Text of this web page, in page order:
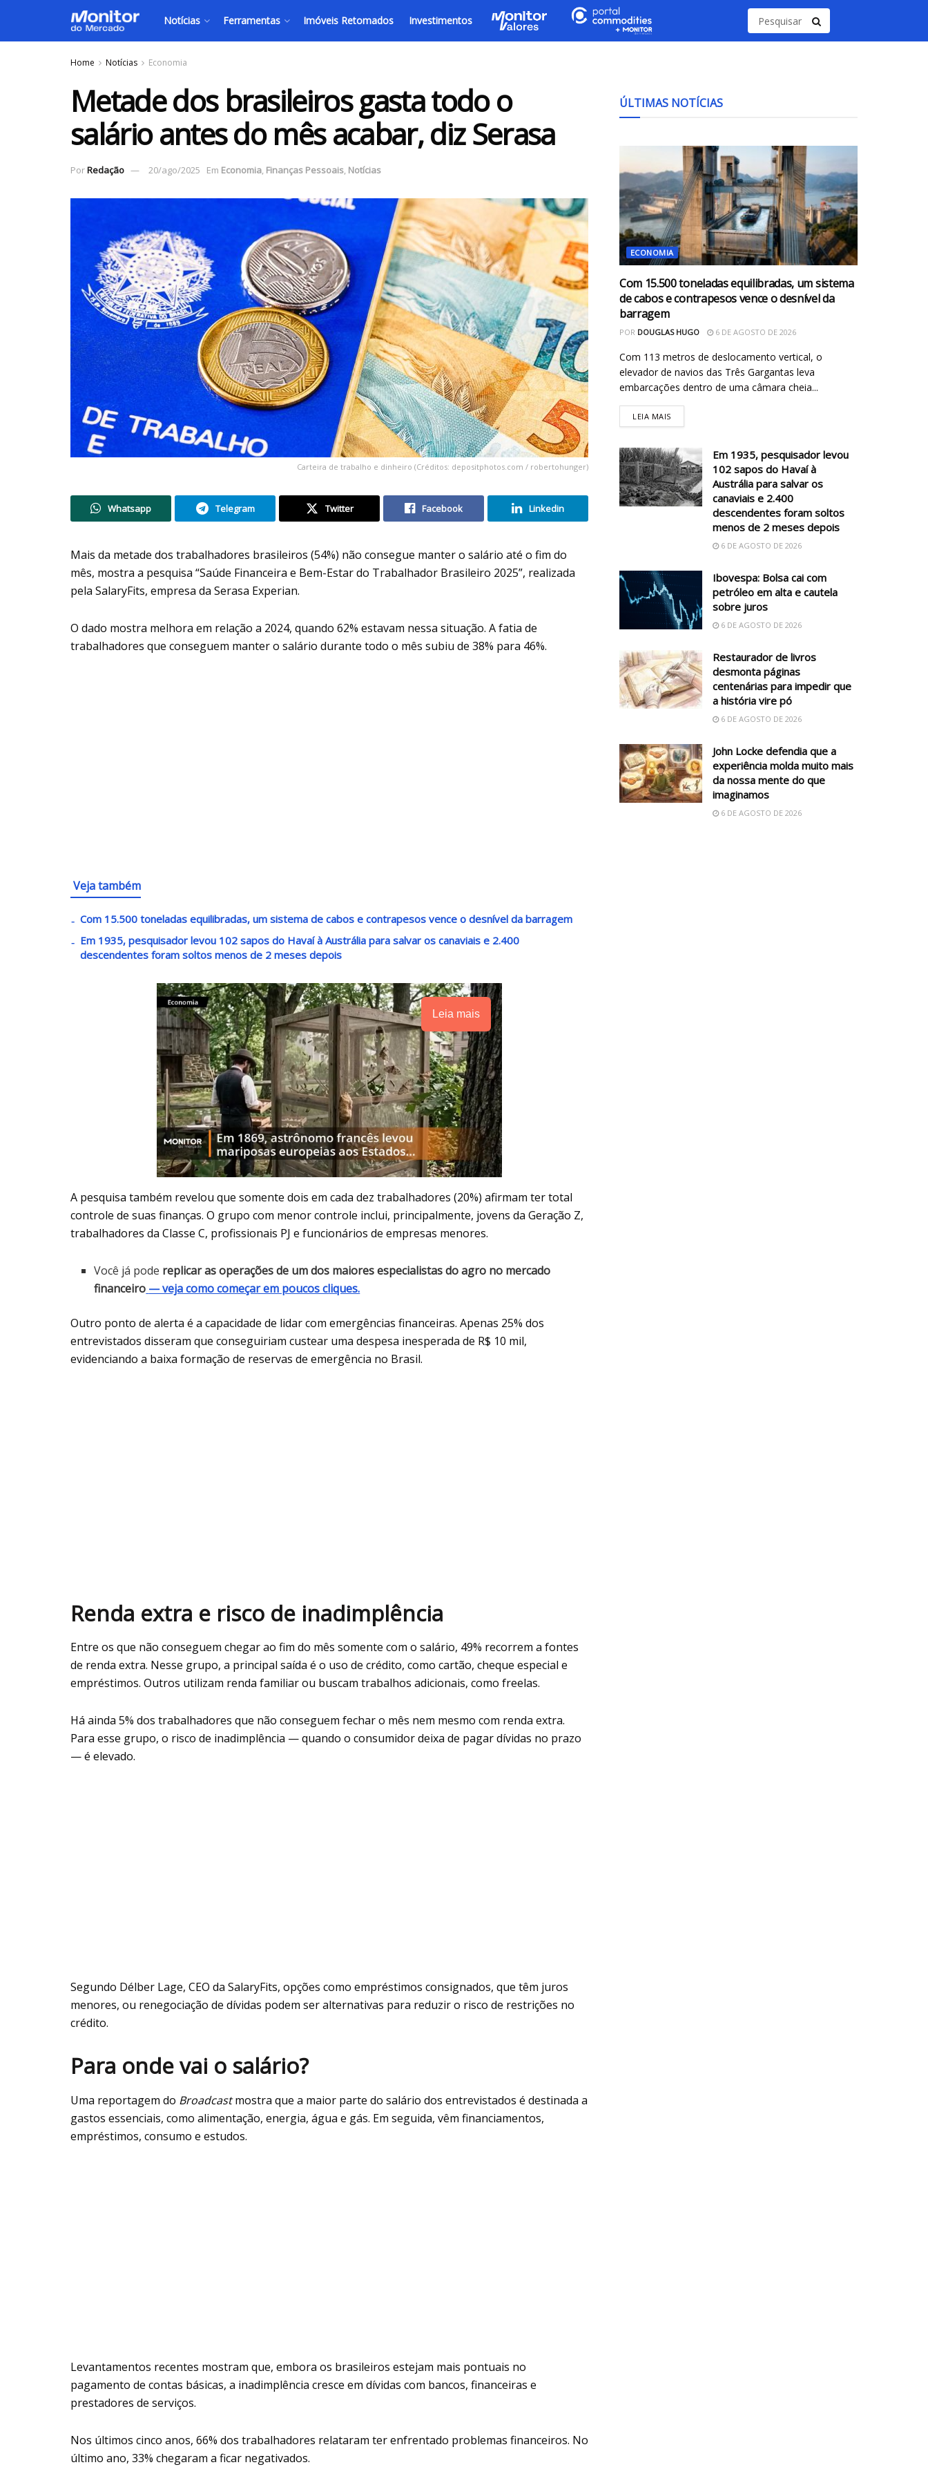
Notícias Ferramentas Imóveis Retomados Investimentos
Home Notícias Economia
Metade dos brasileiros gasta todo o
salário antes do mês acabar, diz Serasa
PorRedação 20/ago/2025 Em Economia, Finanças Pessoais, Notícias
Carteira de trabalho e dinheiro (Créditos: depositphotos.com / robertohunger)
Whatsapp Telegram Twitter Facebook Linkedin
Mais da metade dos trabalhadores brasileiros (54%) não consegue manter o salário até o fim do
mês, mostra a pesquisa “Saúde Financeira e Bem-Estar do Trabalhador Brasileiro 2025”, realizada
pela SalaryFits, empresa da Serasa Experian.
O dado mostra melhora em relação a 2024, quando 62% estavam nessa situação. A fatia de
trabalhadores que conseguem manter o salário durante todo o mês subiu de 38% para 46%.
Veja também
Com 15.500 toneladas equilibradas, um sistema de cabos e contrapesos vence o desnível da barragem
Em 1935, pesquisador levou 102 sapos do Havaí à Austrália para salvar os canaviais e 2.400
descendentes foram soltos menos de 2 meses depois
Leia mais
A pesquisa também revelou que somente dois em cada dez trabalhadores (20%) afirmam ter total
controle de suas finanças. O grupo com menor controle inclui, principalmente, jovens da Geração Z,
trabalhadores da Classe C, profissionais PJ e funcionários de empresas menores.
Você já pode replicar as operações de um dos maiores especialistas do agro no mercado
financeiro — veja como começar em poucos cliques.
Outro ponto de alerta é a capacidade de lidar com emergências financeiras. Apenas 25% dos
entrevistados disseram que conseguiriam custear uma despesa inesperada de R$ 10 mil,
evidenciando a baixa formação de reservas de emergência no Brasil.
Renda extra e risco de inadimplência
Entre os que não conseguem chegar ao fim do mês somente com o salário, 49% recorrem a fontes
de renda extra. Nesse grupo, a principal saída é o uso de crédito, como cartão, cheque especial e
empréstimos. Outros utilizam renda familiar ou buscam trabalhos adicionais, como freelas.
Há ainda 5% dos trabalhadores que não conseguem fechar o mês nem mesmo com renda extra.
Para esse grupo, o risco de inadimplência — quando o consumidor deixa de pagar dívidas no prazo
— é elevado.
Segundo Délber Lage, CEO da SalaryFits, opções como empréstimos consignados, que têm juros
menores, ou renegociação de dívidas podem ser alternativas para reduzir o risco de restrições no
crédito.
Para onde vai o salário?
Uma reportagem do Broadcastmostra que a maior parte do salário dos entrevistados é destinada a
gastos essenciais, como alimentação, energia, água e gás. Em seguida, vêm financiamentos,
empréstimos, consumo e estudos.
Levantamentos recentes mostram que, embora os brasileiros estejam mais pontuais no
pagamento de contas básicas, a inadimplência cresce em dívidas com bancos, financeiras e
prestadores de serviços.
Nos últimos cinco anos, 66% dos trabalhadores relataram ter enfrentado problemas financeiros. No
último ano, 33% chegaram a ficar negativados.
ÚLTIMAS NOTÍCIAS
ECONOMIA
Com 15.500 toneladas equilibradas, um sistema
de cabos e contrapesos vence o desnível da
barragem
POR DOUGLAS HUGO 6 DE AGOSTO DE 2026
Com 113 metros de deslocamento vertical, o
elevador de navios das Três Gargantas leva
embarcações dentro de uma câmara cheia...
LEIA MAIS
Em 1935, pesquisador levou
102 sapos do Havaí à
Austrália para salvar os
canaviais e 2.400
descendentes foram soltos
menos de 2 meses depois
6 DE AGOSTO DE 2026
Ibovespa: Bolsa cai com
petróleo em alta e cautela
sobre juros
6 DE AGOSTO DE 2026
Restaurador de livros
desmonta páginas
centenárias para impedir que
a história vire pó
6 DE AGOSTO DE 2026
John Locke defendia que a
experiência molda muito mais
da nossa mente do que
imaginamos
6 DE AGOSTO DE 2026